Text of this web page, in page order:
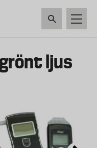
ljus